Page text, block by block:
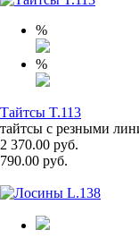
%
%
Тайтсы T.113
тайтсы с резными
2 370.00 руб.
790.00 руб.